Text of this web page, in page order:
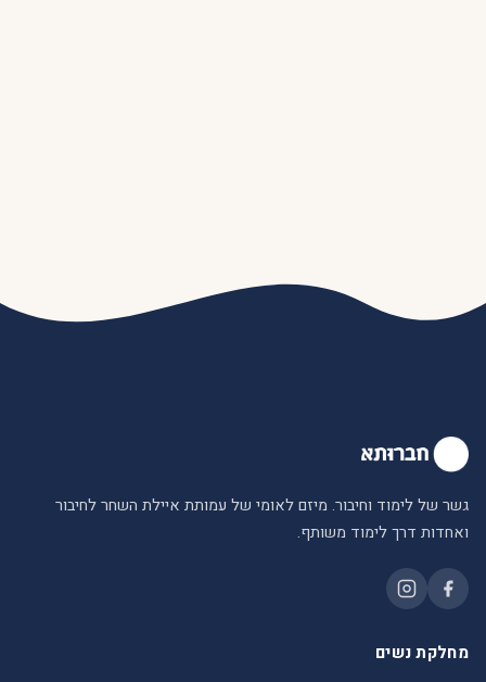
גשר של לימוד וחיבור. מיזם לאומי של עמותת איילת השחר לחיבור
ואחדות דרך לימוד משותף.
מחלקת נשים